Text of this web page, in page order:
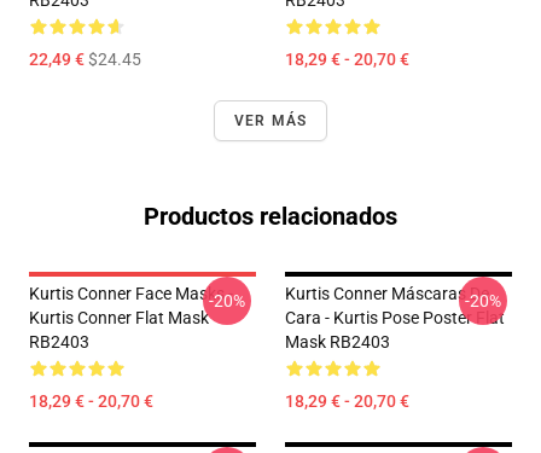
22,49 €$24.45 18,29 € - 20,70 €
VER MÁS
Productos relacionados
Kurtis Conner Face Masks -
Kurtis Conner Flat Mask
RB2403
18,29 € - 20,70 €
-20%
Kurtis Conner Máscaras De
Cara - Kurtis Pose Poster Flat
Mask RB2403
18,29 € - 20,70 €
-20%